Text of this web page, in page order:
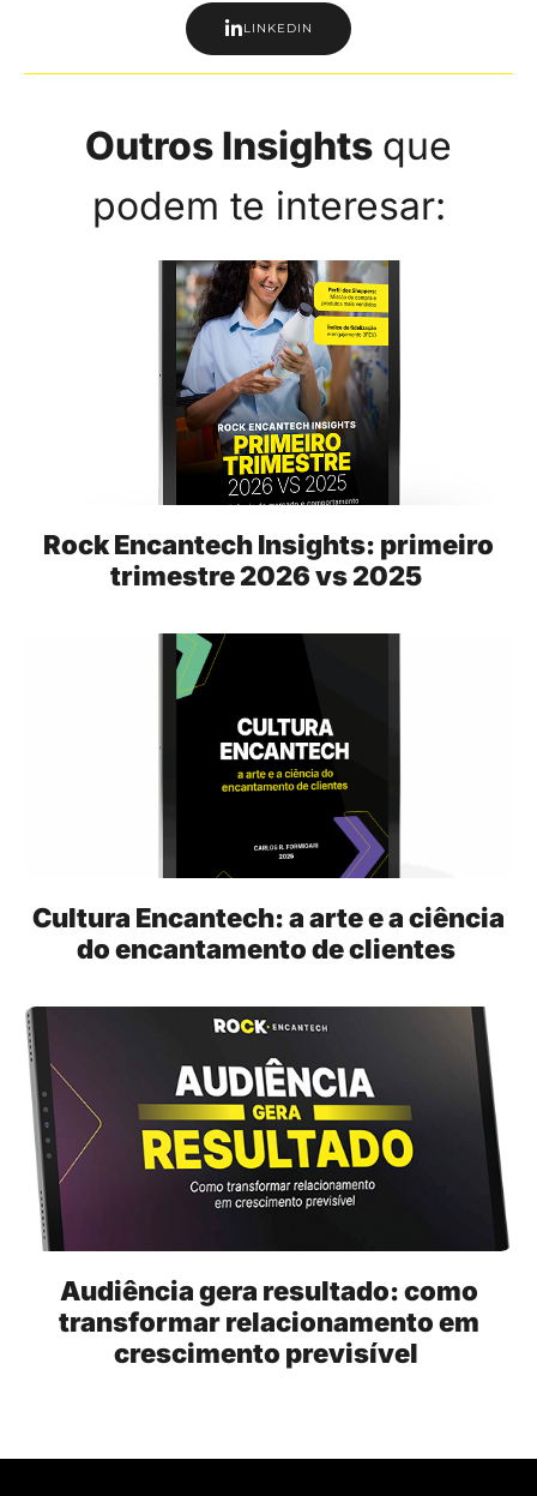
LINKEDIN
Outros Insights que
podem te interesar:
Rock Encantech Insights: primeiro
trimestre 2026 vs 2025
Cultura Encantech: a arte e a ciência
do encantamento de clientes
Audiência gera resultado: como
transformar relacionamento em
crescimento previsível